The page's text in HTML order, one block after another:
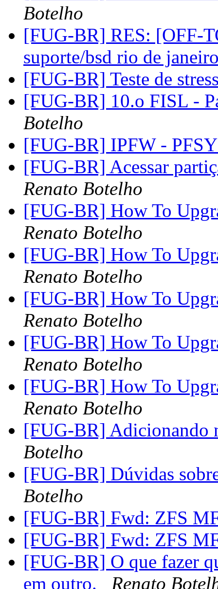
Botelho
[FUG-BR] RES: [OFF-
suporte/bsd rio de
[FUG-BR] Teste de
[FUG-BR] 10.o FISL -
Botelho
[FUG-BR] IPFW -
[FUG-BR] Acessar
Renato Botelho
[FUG-BR] How To
Renato Botelho
[FUG-BR] How To
Renato Botelho
[FUG-BR] How To
Renato Botelho
[FUG-BR] How To
Renato Botelho
[FUG-BR] How To
Renato Botelho
[FUG-BR] Adicionando
Botelho
[FUG-BR] Dúvidas
Botelho
[FUG-BR] Fwd: ZFS
[FUG-BR] Fwd: ZFS
[FUG-BR] O que fazer
em outro.
Renato